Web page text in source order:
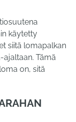
käytetty
siitä lomapalkan
Tämä
on, sitä